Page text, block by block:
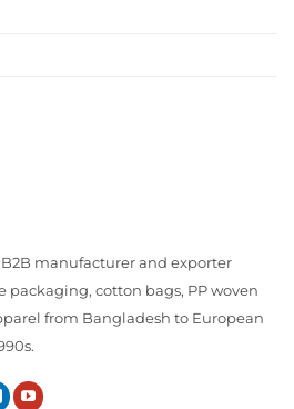
manufacturer and exporter
cotton bags, PP woven
from Bangladesh to European